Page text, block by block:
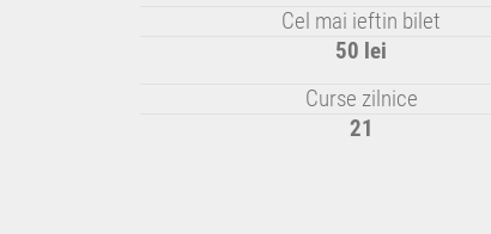
Cel mai ieftin bilet
50 lei
Curse zilnice
21